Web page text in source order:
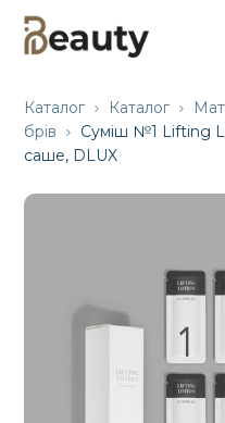
Каталог Каталог
брів
Суміш №1 Lifting
саше, DLUX